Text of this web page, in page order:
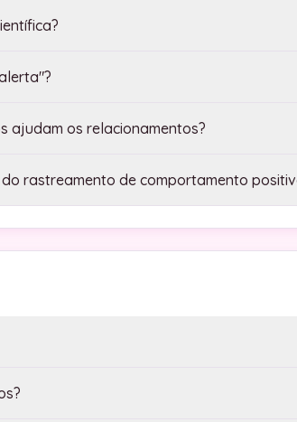
ajudam os relacionamentos?
rastreamento de comportamento